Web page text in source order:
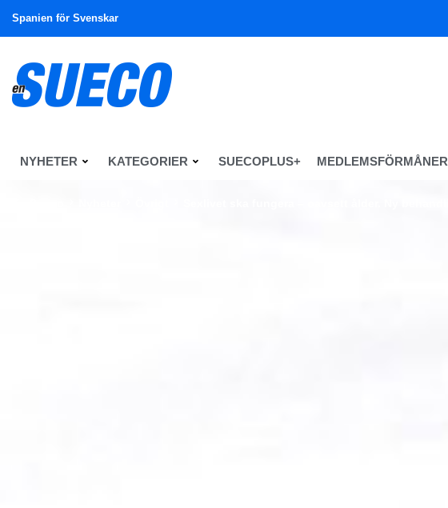
Spanien för Svenskar
NYHETER KATEGORIER SUECOPLUS+ MEDLEMSFÖRMÅNER